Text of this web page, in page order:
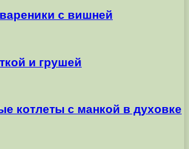
с вишней
и грушей
котлеты с манкой в духовке